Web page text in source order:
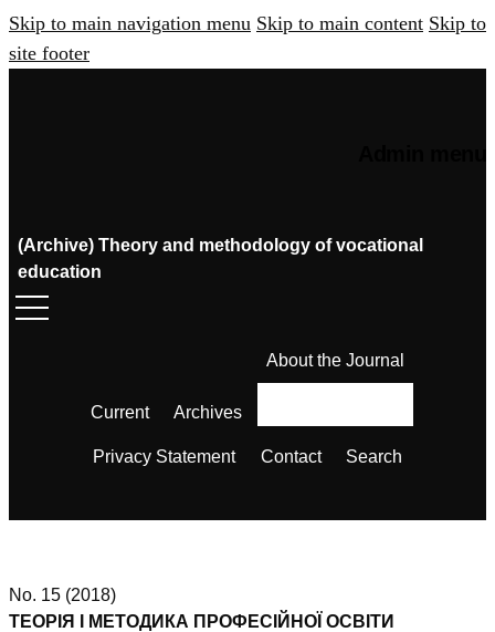
Skip to main navigation menu Skip to main content Skip to
site footer
(Archive) Theory and methodology of vocational
education
Current Archives
About the Journal
Privacy Statement Contact Search
No. 15 (2018)
ТЕОРІЯ І МЕТОДИКА ПРОФЕСІЙНОЇ ОСВІТИ